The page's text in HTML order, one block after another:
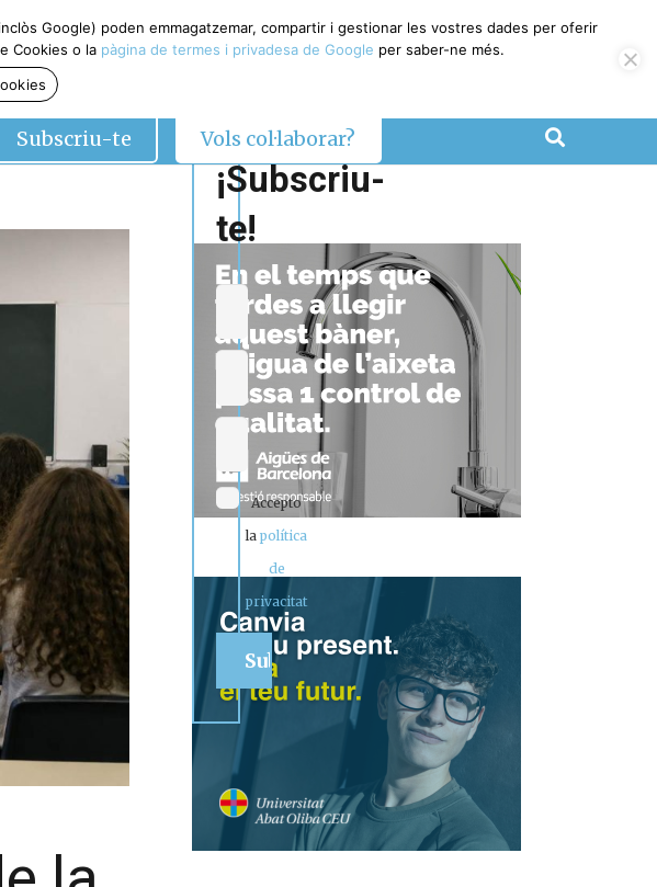
Subscriu-te Vols col·laborar?
¡Subscriu-
te!
Accepto
lapolítica
de
privacitat
Google) poden emmagatzemar, compartir i gestionar les vostres dades per oferir
Cookies o la pàgina de termes i privadesa de Google per saber-ne més.